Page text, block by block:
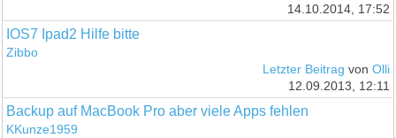
14.10.2014, 17:52
IOS7 Ipad2 Hilfe bitte
Zibbo
Letzter Beitrag von Olli
12.09.2013, 12:11
Backup auf MacBook Pro aber viele Apps fehlen
KKunze1959